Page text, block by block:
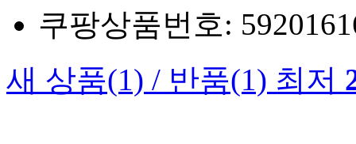
쿠팡상품번호:
새 상품(1) / 반품(1) 최저